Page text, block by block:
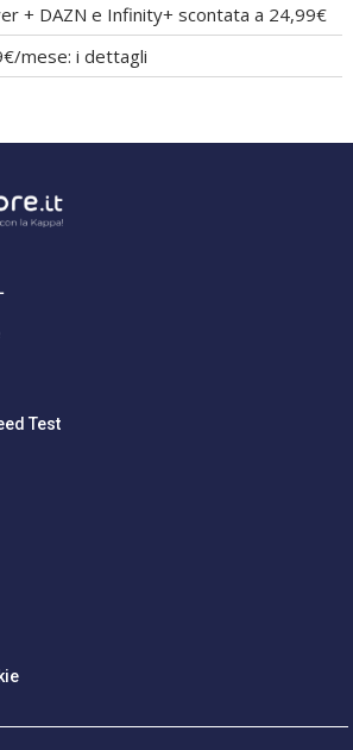
+ DAZN e Infinity+ scontata a 24,99€
mese: i dettagli
Test